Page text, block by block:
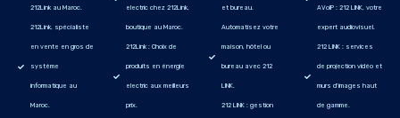
212Link au Maroc.
212Link, spécialiste
en vente en gros de
système
informatique au
Maroc.
electric chez 212Link,
boutique au Maroc.
212Link : Choix de
produits en énergie
electric aux meilleurs
prix.
et bureau.
Automatisez votre
maison, hôtel ou
bureau avec 212
LINK.
212 LINK : gestion
AVoIP : 212 LINK, votre
expert audiovisuel.
212 LINK : services
de projection vidéo et
murs d'images haut
de gamme.